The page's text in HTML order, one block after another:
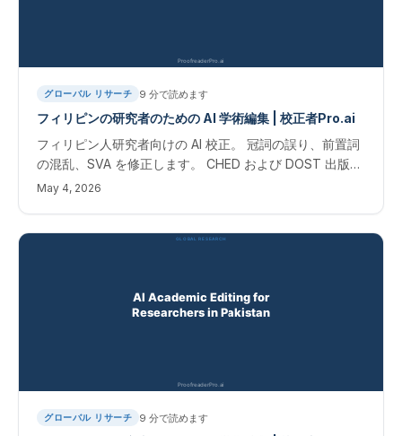
グローバル リサーチ 9 分で読めます
フィリピンの研究者のための AI 学術編集 | 校正者Pro.ai
フィリピン人研究者向けの AI 校正。 冠詞の誤り、前置詞
の混乱、SVA を修正します。 CHED および DOST 出版物
の即時結果。
May 4, 2026
グローバル リサーチ 9 分で読めます